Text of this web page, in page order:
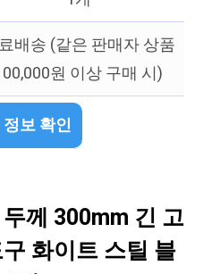
배송 (같은 판매자 상품
원 이상 구매 시)
보 확인
께 300mm 긴 고
화이트 스틸 블